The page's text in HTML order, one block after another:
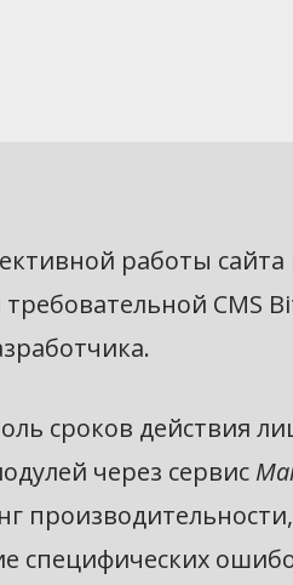
работы сайта
CMS
сроков действия
через сервис
специфических